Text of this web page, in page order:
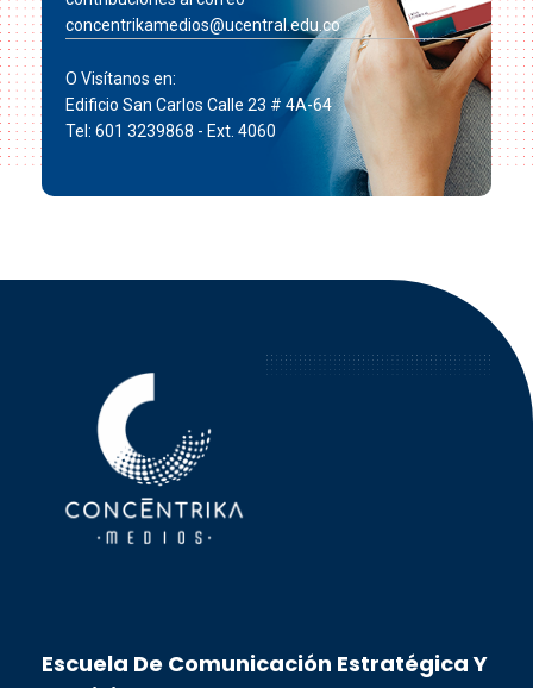
concentrikamedios@ucentral.edu.co
O Visítanos en:
Edificio San Carlos Calle 23 # 4A-64
Tel: 601 3239868 - Ext. 4060
Escuela De Comunicación Estratégica Y